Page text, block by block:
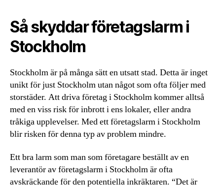
Så skyddar företagslarm i
Stockholm
Stockholm är på många sätt en utsatt stad. Detta är inget
unikt för just Stockholm utan något som ofta följer med
storstäder. Att driva företag i Stockholm kommer alltså
med en viss risk för inbrott i ens lokaler, eller andra
tråkiga upplevelser. Med ett företagslarm i Stockholm
blir risken för denna typ av problem mindre.
Ett bra larm som man som företagare beställt av en
leverantör av företagslarm i Stockholm är ofta
avskräckande för den potentiella inkräktaren. “Det är